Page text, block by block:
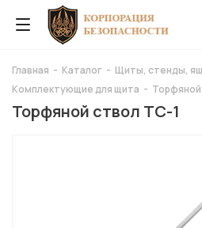
Главная - Каталог - Щиты, стенды,
Комплектующие для щита -
Торфяной ствол ТС-1